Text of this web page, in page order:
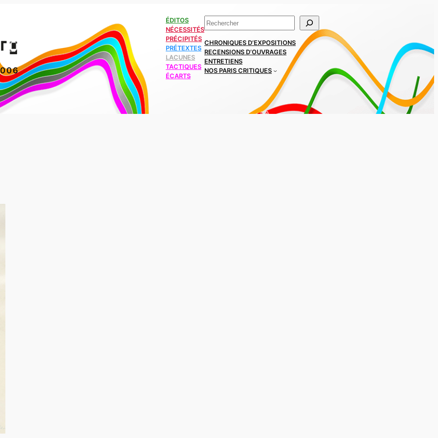
ÉDITOS
NÉCESSITÉS
PRÉCIPITÉS
PRÉTEXTES
LACUNES
TACTIQUES
ÉCARTS
Rechercher
CHRONIQUES D’EXPOSITIONS
RECENSIONS D’OUVRAGES
ENTRETIENS
NOS PARIS CRITIQUES